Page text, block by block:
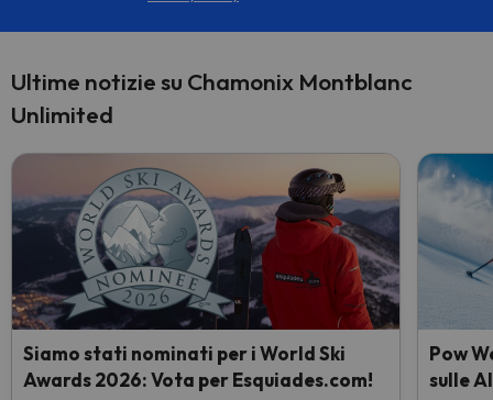
Ultime notizie su Chamonix Montblanc
Unlimited
Siamo stati nominati per i World Ski
Awards 2026: Vota per Esquiades.com!
Pow
sulle